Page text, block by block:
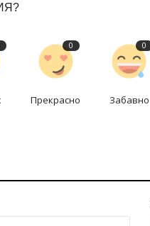
0
Прекрасно
0
Забавно
по мнению журналистов
года.